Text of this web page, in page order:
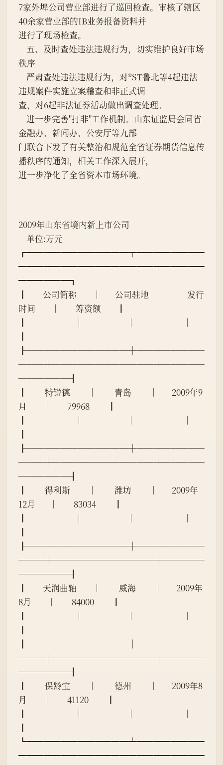
7家外埠公司营业部进行了巡回检查。审核了辖区
40余家营业部的IB业务报备资料并
进行了现场检查。
秩序
违规案件实施立案稽查和非正式调
查，对6起非法证券活动做出调查处理。
金融办、新闻办、 公安厅等九部
门联合下发了有关整治和规范全省证券期货信息传
播秩序的通知，相关工作深入展开，
进一步净化了全省资本市场环境。
2009年山东省境内新上市公司
    单位:万元
┏━━━━━━━━━━━━┯━━━━━━━━
━━━┯━━━━━━━━━━━━┯━━━━━
━━━━━━┓
┃        公司简称        │       公司驻地       │        发行
时间        │        筹资额        ┃
┃                        │                      │                        │
┃
┠────────────┼────────
───┼────────────┼─────
──────┨
┃         特锐德         │         青岛         │       2009年9
月        │        79968         ┃
┃                        │                      │                        │
┃
┠────────────┼────────
───┼────────────┼─────
──────┨
┃         得利斯         │         潍坊         │       2009年
12月       │        83034         ┃
┃                        │                      │                        │
┃
┠────────────┼────────
───┼────────────┼─────
──────┨
┃        天润曲轴        │         威海         │       2009年
8月        │        84000         ┃
┃                        │                      │                        │
┃
┠────────────┼────────
───┼────────────┼─────
──────┨
┃         保龄宝         │ 德州
         │       2009年8
月        │        41120         ┃
┃                        │                      │                        │
┃
┗━━━━━━━━━━━━┷━━━━━━━━
━━━┷━━━━━━━━━━━━┷━━━━━